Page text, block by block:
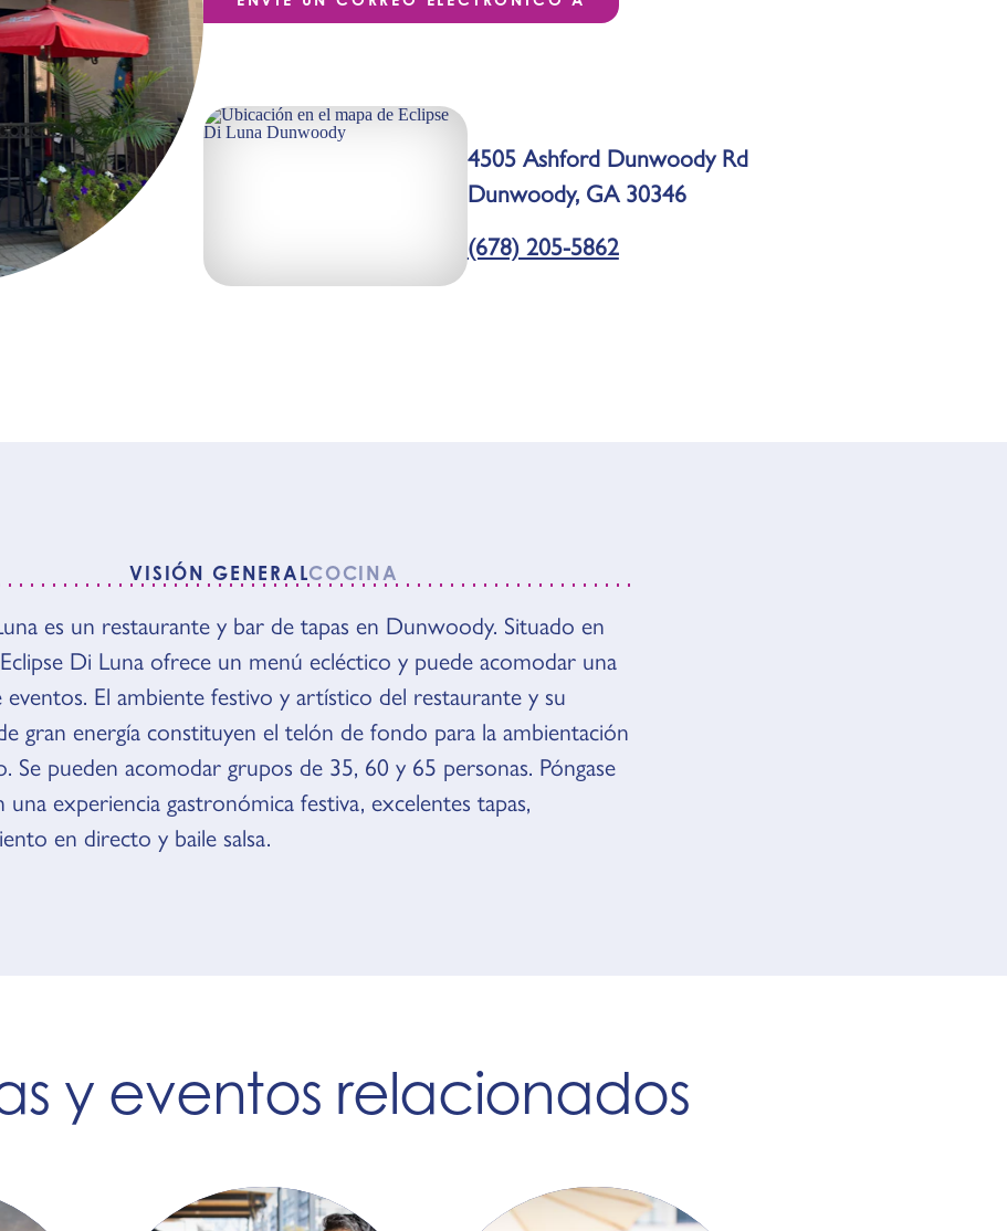
4505 Ashford Dunwoody Rd
Dunwoody, GA 30346
(678) 205-5862
VISIÓN GENERALCOCINA
GENERAL
es un restaurante y bar de tapas en Dunwoody. Situado en
Eclipse Di Luna ofrece un menú ecléctico y puede acomodar una
eventos. El ambiente festivo y artístico del restaurante y su
gran energía constituyen el telón de fondo para la ambientación
Se pueden acomodar grupos de 35, 60 y 65 personas. Póngase
una experiencia gastronómica festiva, excelentes tapas,
en directo y baile salsa.
y eventos relacionados